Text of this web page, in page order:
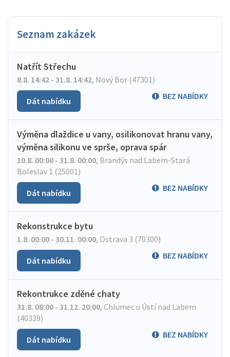
Seznam zakázek
Natřít Střechu
8.8. 14:42 - 31.8. 14:42, Nový Bor (47301)
BEZ NABÍDKY
Dát nabídku
Výměna dlaždice u vany, osilikonovat hranu vany,
výměna silikonu ve sprše, oprava spár
10.8. 00:00 - 31.8. 00:00, Brandýs nad Labem-Stará
Boleslav 1 (25001)
BEZ NABÍDKY
Dát nabídku
Rekonstrukce bytu
1.8. 00:00 - 30.11. 00:00, Ostrava 3 (70300)
BEZ NABÍDKY
Dát nabídku
Rekontrukce zděné chaty
31.8. 08:00 - 31.12. 20:00, Chlumec u Ústí nad Labem
(40339)
BEZ NABÍDKY
Dát nabídku